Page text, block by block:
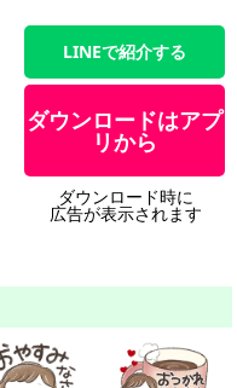
LINEで紹介する
ダウンロードはアプ
リから
ダウンロード時に
広告が表示されます